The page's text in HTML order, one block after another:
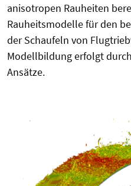
anisotropen Rauheiten
Rauheitsmodelle für den
der Schaufeln von
Modellbildung erfolgt
Ansätze.